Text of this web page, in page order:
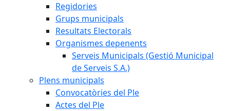
Regidories
Grups municipals
Resultats Electorals
Organismes depenents
Serveis Municipals (Gestió Municipal
de Serveis S.A.)
Plens municipals
Convocatòries del Ple
Actes del Ple